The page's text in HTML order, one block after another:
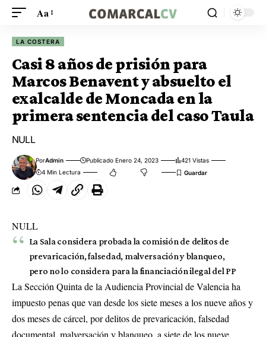
Aa
LA COSTERA
Casi 8 años de prisión para
Marcos Benavent y absuelto el
exalcalde de Moncada en la
primera sentencia del caso Taula
NULL
PorAdmin Publicado Enero 24, 2023
421 Vistas
4 Min Lectura
NULL
La Sala considera probada la comisión de delitos de
prevaricación, falsedad, malversación y blanqueo,
pero no lo considera para la financiación ilegal del PP
La Sección Quinta de la Audiencia Provincial de Valencia ha
impuesto penas que van desde los siete meses a los nueve años y
dos meses de cárcel, por delitos de prevaricación, falsedad
documental, malversación y blanqueo, a siete de los nueve